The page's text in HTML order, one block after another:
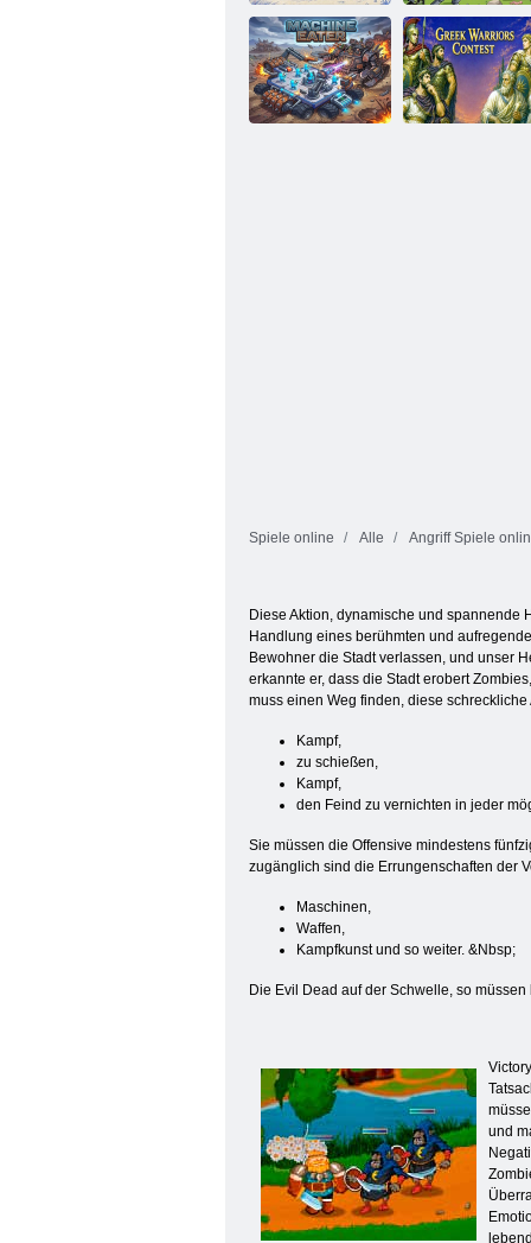
Strichmännchen
aus Papier
Stickboy-Krieg
Spiele online Alle Angriff Spiele
Diese Aktion, dynamische und spannende
Handlung eines berühmten und
Bewohner die Stadt verlassen, und unser
erkannte er, dass die Stadt erobert
muss einen Weg finden, diese
Kampf,
zu schießen,
Kampf,
den Feind zu vernichten in jeder
Sie müssen die Offensive mindestens
zugänglich sind die Errungenschaften der
Maschinen,
Waffen,
Kampfkunst und so weiter. &Nbsp;
Die Evil Dead auf der Schwelle, so
und